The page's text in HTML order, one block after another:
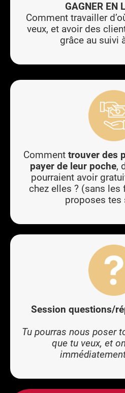
GAGNER EN
Comment travailler
veux, et avoir des
grâce au suivi
Comment trouver des
payer de leur poche,
pourraient avoir
chez elles ? (sans
proposes tes
Session questions/
Tu pourras nous poser
que tu veux, et